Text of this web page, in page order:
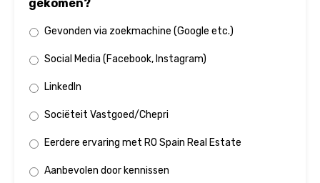
gekomen?
Gevonden via zoekmachine (Google etc.)
Social Media (Facebook, Instagram)
LinkedIn
Sociëteit Vastgoed/Chepri
Eerdere ervaring met RO Spain Real Estate
Aanbevolen door kennissen